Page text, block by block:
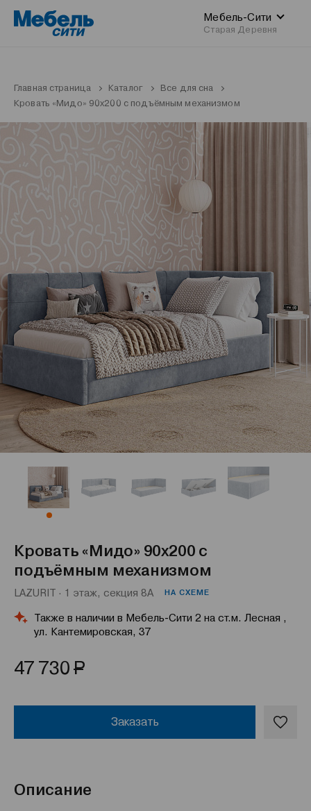
Мебель-Сити
Старая Деревня
Главная страница Каталог
Все для сна
Кровать «Мидо» 90x200 с подъёмным механизмом
Кровать «Мидо» 90x200 с
подъёмным механизмом
LAZURIT · 1 этаж, секция 8А НА СХЕМЕ
Также в наличии в Мебель-Сити 2 на ст.м. Лесная ,
ул. Кантемировская, 37
47 730 Р
Заказать
Описание